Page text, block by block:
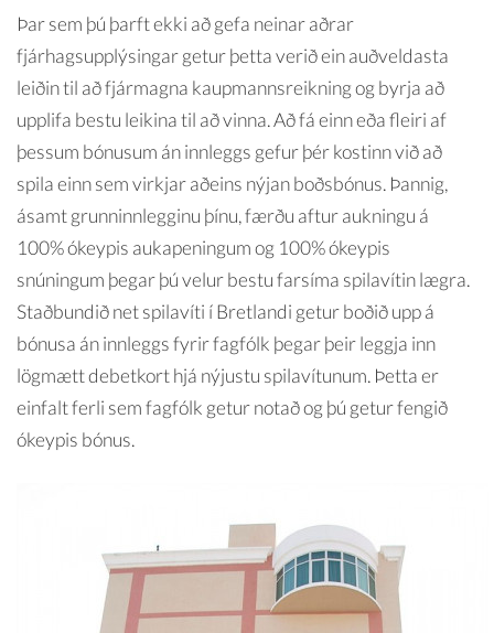
Þar sem þú þarft ekki að gefa neinar aðrar
fjárhagsupplýsingar getur þetta verið ein auðveldasta
leiðin til að fjármagna kaupmannsreikning og byrja að
upplifa bestu leikina til að vinna. Að fá einn eða fleiri af
þessum bónusum án innleggs gefur þér kostinn við að
spila einn sem virkjar aðeins nýjan boðsbónus. Þannig,
ásamt grunninnlegginu þínu, færðu aftur aukningu á
100% ókeypis aukapeningum og 100% ókeypis
snúningum þegar þú velur bestu farsíma spilavítin lægra.
Staðbundið net spilavíti í Bretlandi getur boðið upp á
bónusa án innleggs fyrir fagfólk þegar þeir leggja inn
lögmætt debetkort hjá nýjustu spilavítunum. Þetta er
einfalt ferli sem fagfólk getur notað og þú getur fengið
ókeypis bónus.